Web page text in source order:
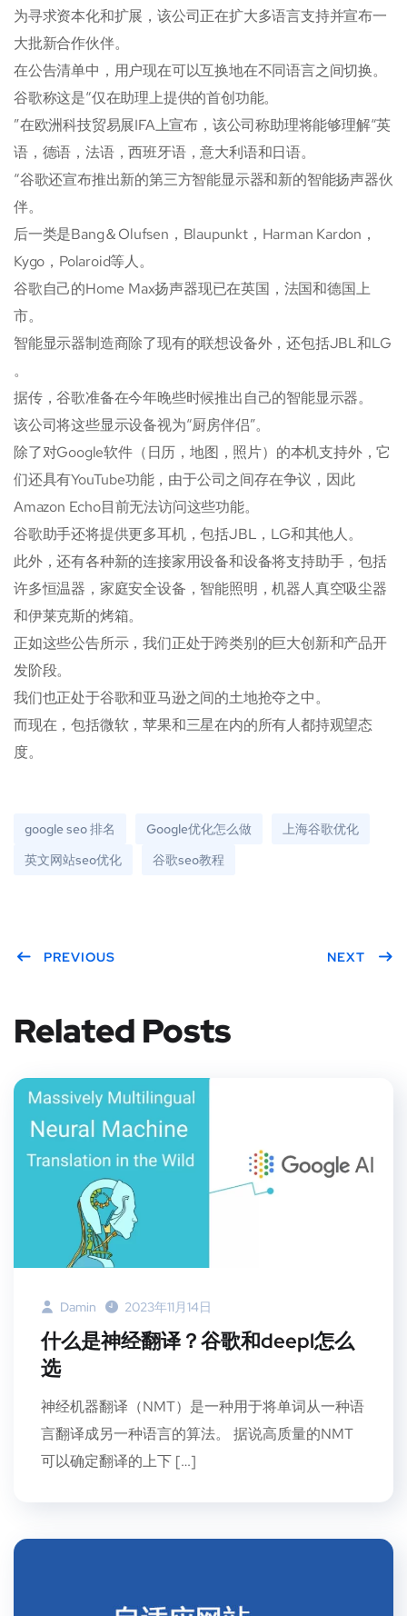
为寻求资本化和扩展，该公司正在扩大多语言支持并宣布一
大批新合作伙伴。
在公告清单中，用户现在可以互换地在不同语言之间切换。
谷歌称这是“仅在助理上提供的首创功能。
”在欧洲科技贸易展IFA上宣布，该公司称助理将能够理解“英
语，德语，法语，西班牙语，意大利语和日语。
“谷歌还宣布推出新的第三方智能显示器和新的智能扬声器伙
伴。
后一类是Bang＆Olufsen，Blaupunkt，Harman Kardon，
Kygo，Polaroid等人。
谷歌自己的Home Max扬声器现已在英国，法国和德国上
市。
智能显示器制造商除了现有的联想设备外，还包括JBL和LG
。
据传，谷歌准备在今年晚些时候推出自己的智能显示器。
该公司将这些显示设备视为“厨房伴侣”。
除了对Google软件（日历，地图，照片）的本机支持外，它
们还具有YouTube功能，由于公司之间存在争议，因此
Amazon Echo目前无法访问这些功能。
谷歌助手还将提供更多耳机，包括JBL，LG和其他人。
此外，还有各种新的连接家用设备和设备将支持助手，包括
许多恒温器，家庭安全设备，智能照明，机器人真空吸尘器
和伊莱克斯的烤箱。
正如这些公告所示，我们正处于跨类别的巨大创新和产品开
发阶段。
我们也正处于谷歌和亚马逊之间的土地抢夺之中。
而现在，包括微软，苹果和三星在内的所有人都持观望态
度。
google seo 排名 Google优化怎么做
上海谷歌优化
英文网站seo优化
谷歌seo教程
PREVIOUS NEXT
Related Posts
Damin 2023年11月14日
什么是神经翻译？谷歌和deepl怎么
选
神经机器翻译（NMT）是一种用于将单词从一种语
言翻译成另一种语言的算法。 据说高质量的NMT
可以确定翻译的上下 […]